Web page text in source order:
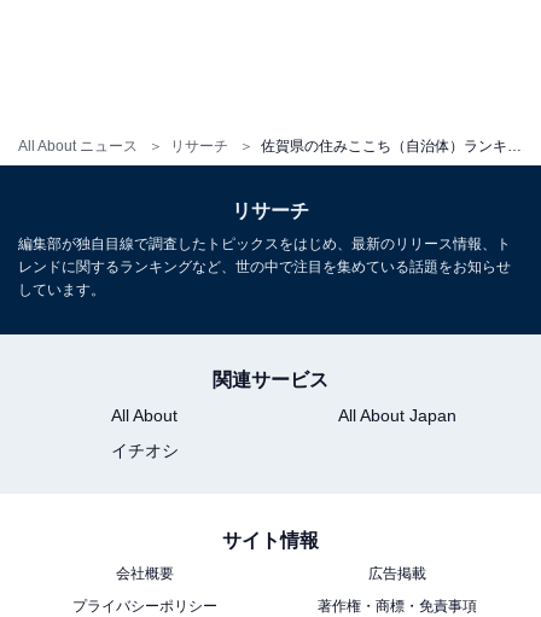
All About ニュース リサーチ
リサーチ
編集部が独自目線で調査したトピックスをはじめ、最新のリリース情報、ト
レンドに関するランキングなど、世の中で注目を集めている話題をお知らせ
しています。
関連サービス
All About
All About Japan
イチオシ
サイト情報
会社概要
広告掲載
プライバシーポリシー
著作権・商標・免責事項